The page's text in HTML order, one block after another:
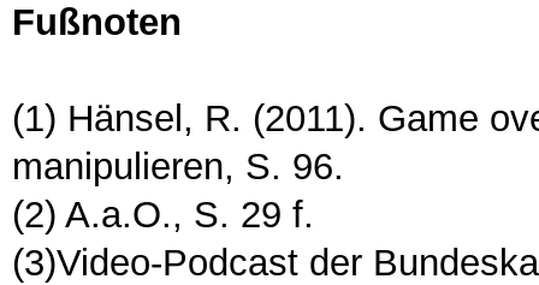
Fußnoten
(1) Hänsel, R. (2011). Game
manipulieren, S. 96.
(2) A.a.O., S. 29 f.
(3)Video-Podcast der